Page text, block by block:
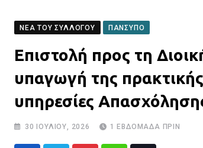
ΝΈΑ ΤΟΥ ΣΥΛΛΌΓΟΥ ΠΑΝΣΥΠΟ
Επιστολή προς τη
υπαγωγή της
υπηρεσίες
30 ΙΟΥΛΊΟΥ, 2026 1 ΕΒΔΟΜΆΔΑ ΠΡΙΝ